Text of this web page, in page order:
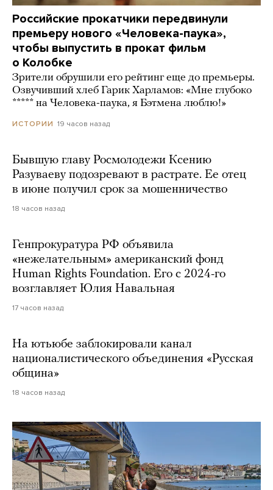
Российские прокатчики передвинули
премьеру нового «Человека-паука»,
чтобы выпустить в прокат фильм
о Колобке
Зрители обрушили его рейтинг еще до премьеры.
Озвучивший хлеб Гарик Харламов: «Мне глубоко
***** на Человека-паука, я Бэтмена люблю!»
ИСТОРИИ 19 часов назад
Бывшую главу Росмолодежи Ксению
Разуваеву подозревают в растрате. Ее отец
в июне получил срок за мошенничество
18 часов назад
Генпрокуратура РФ объявила
«нежелательным» американский фонд
Human Rights Foundation. Его с 2024-го
возглавляет Юлия Навальная
17 часов назад
На ютьюбе заблокировали канал
националистического объединения «Русская
община»
18 часов назад